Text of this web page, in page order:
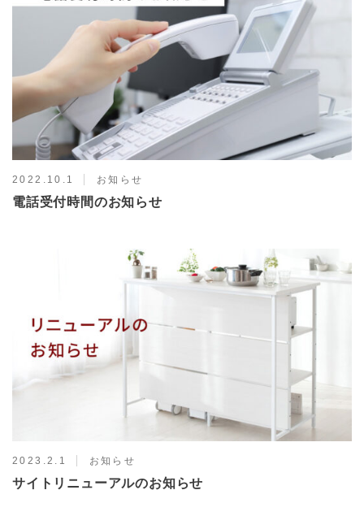
2022.10.1 お知らせ
電話受付時間のお知らせ
2023.2.1 お知らせ
サイトリニューアルのお知らせ